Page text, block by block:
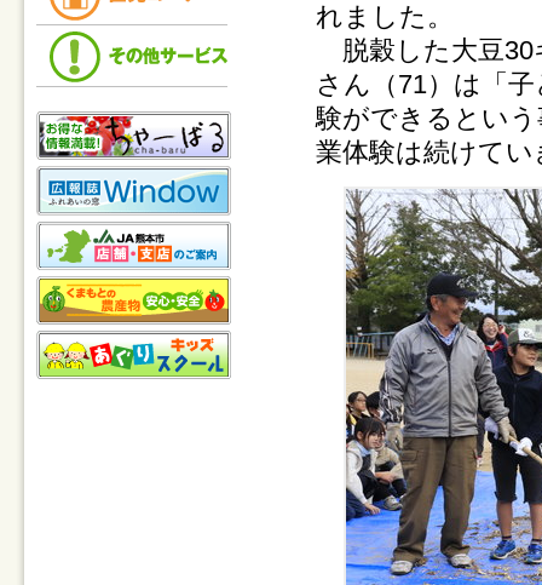
れました。
脱穀した大豆30
さん（71）は「
験ができるとい
業体験は続けて